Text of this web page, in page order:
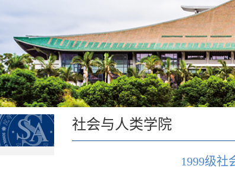
社会与人类学院
1999级社